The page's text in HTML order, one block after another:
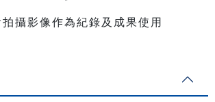
攝影像作為紀錄及成果使用